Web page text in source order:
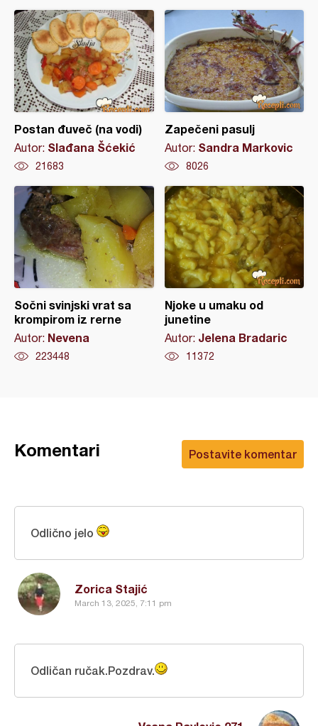
Postan đuveč (na vodi)
Autor: Slađana Šćekić
21683
Zapečeni pasulj
Autor: Sandra Markovic
8026
Sočni svinjski vrat sa
krompirom iz rerne
Autor: Nevena
223448
Njoke u umaku od
junetine
Autor: Jelena Bradaric
11372
Postavite komentar
Komentari
Zorica Stajić
March 13, 2025, 7:11 pm
Odlično jelo
Odličan ručak.Pozdrav.